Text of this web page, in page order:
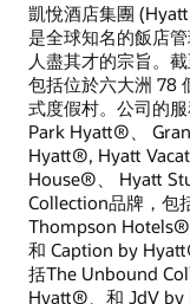
凱悅酒店集團
是全球知名的飯店
人盡其才的宗旨。
包括位於六大洲 78
式度假村。公司的
Park Hyatt®、
Hyatt®, Hyatt
House®、 Hyatt
Collection品牌，
Thompson
和 Caption by
括The Unbound
Hyatt®、和 JdV by